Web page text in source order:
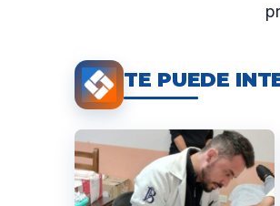
TE PUEDE